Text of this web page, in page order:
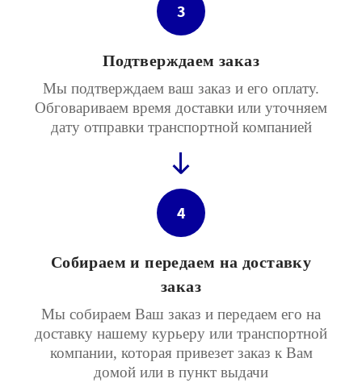
3
Подтверждаем заказ
Мы подтверждаем ваш заказ и его оплату.
Обговариваем время доставки или уточняем
дату отправки транспортной компанией
4
Собираем и передаем на доставку
заказ
Мы собираем Ваш заказ и передаем его на
доставку нашему курьеру или транспортной
компании, которая привезет заказ к Вам
домой или в пункт выдачи